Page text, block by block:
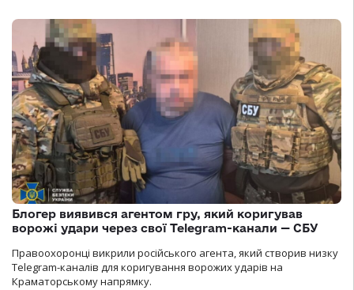
Блогер виявився агентом гру, який коригував
ворожі удари через свої Telegram-канали — СБУ
Правоохоронці викрили російського агента, який створив низку
Telegram-каналів для коригування ворожих ударів на
Краматорському напрямку.